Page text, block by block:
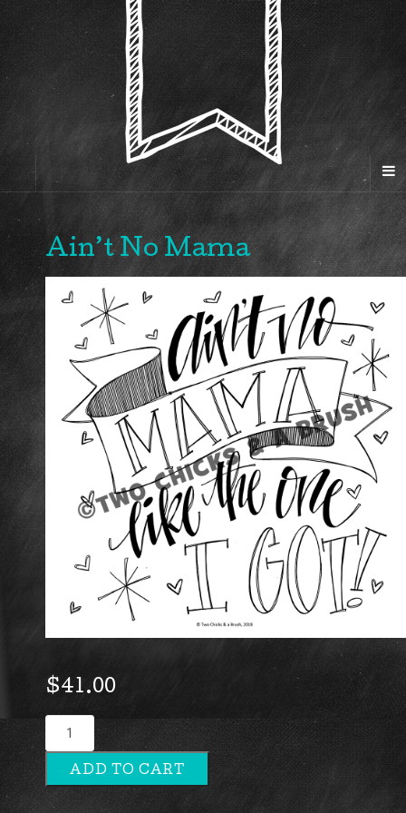
Ain’t No Mama
$41.00
Ain't
No
Mama
ADD TO CART